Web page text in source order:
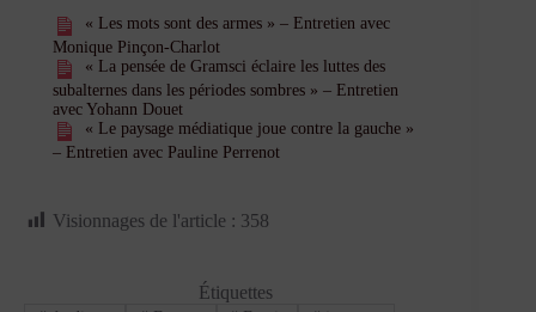
« Les mots sont des armes » – Entretien avec
Monique Pinçon-Charlot
« La pensée de Gramsci éclaire les luttes des
subalternes dans les périodes sombres » – Entretien
avec Yohann Douet
« Le paysage médiatique joue contre la gauche »
– Entretien avec Pauline Perrenot
Visionnages de l'article : 358
Étiquettes